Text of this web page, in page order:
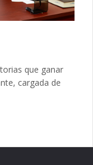
que ganar
cargada de